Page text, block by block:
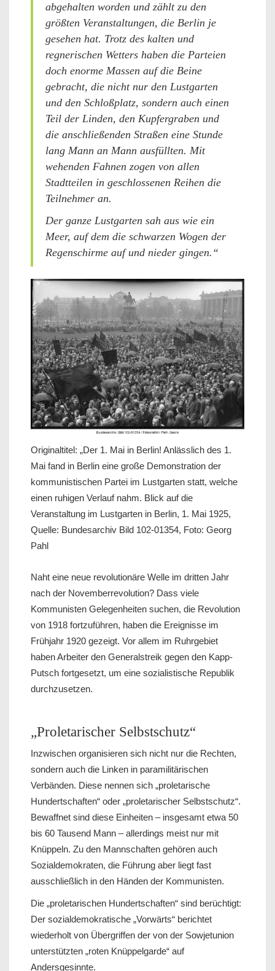
abgehalten worden und zählt zu den
größten Veranstaltungen, die Berlin je
gesehen hat. Trotz des kalten und
regnerischen Wetters haben die Parteien
doch enorme Massen auf die Beine
gebracht, die nicht nur den Lustgarten
und den Schloßplatz, sondern auch einen
Teil der Linden, den Kupfergraben und
die anschließenden Straßen eine Stunde
lang Mann an Mann ausfüllten. Mit
wehenden Fahnen zogen von allen
Stadtteilen in geschlossenen Reihen die
Teilnehmer an.
Der ganze Lustgarten sah aus wie ein
Meer, auf dem die schwarzen Wogen der
Regenschirme auf und nieder gingen.“
Originaltitel: „Der 1. Mai in Berlin! Anlässlich des 1.
Mai fand in Berlin eine große Demonstration der
kommunistischen Partei im Lustgarten statt, welche
einen ruhigen Verlauf nahm. Blick auf die
Veranstaltung im Lustgarten in Berlin, 1. Mai 1925,
Quelle: Bundesarchiv Bild 102-01354, Foto: Georg
Pahl
Naht eine neue revolutionäre Welle im dritten Jahr
nach der Novemberrevolution? Dass viele
Kommunisten Gelegenheiten suchen, die Revolution
von 1918 fortzuführen, haben die Ereignisse im
Frühjahr 1920 gezeigt. Vor allem im Ruhrgebiet
haben Arbeiter den Generalstreik gegen den Kapp-
Putsch fortgesetzt, um eine sozialistische Republik
durchzusetzen.
„Proletarischer Selbstschutz“
Inzwischen organisieren sich nicht nur die Rechten,
sondern auch die Linken in paramilitärischen
Verbänden. Diese nennen sich „proletarische
Hundertschaften“ oder „proletarischer Selbstschutz“.
Bewaffnet sind diese Einheiten – insgesamt etwa 50
bis 60 Tausend Mann – allerdings meist nur mit
Knüppeln. Zu den Mannschaften gehören auch
Sozialdemokraten, die Führung aber liegt fast
ausschließlich in den Händen der Kommunisten.
Die „proletarischen Hundertschaften“ sind berüchtigt:
Der sozialdemokratische „Vorwärts“ berichtet
wiederholt von Übergriffen der von der Sowjetunion
unterstützten „roten Knüppelgarde“ auf
Andersgesinnte.